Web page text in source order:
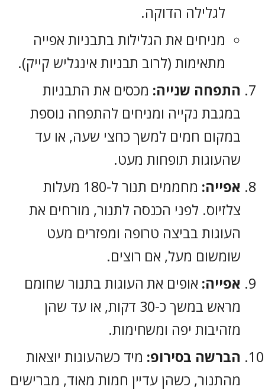
לגלילה הדוקה.
מניחים את הגלילות בתבניות אפייה
מתאימות (לרוב תבניות אינגליש קייק).
התפחה שנייה: מכסים את התבניות
במגבת נקייה ומניחים להתפחה נוספת
במקום חמים למשך כחצי שעה, או עד
שהעוגות תופחות מעט.
אפייה:
מחממים תנור ל-180 מעלות
צלזיוס. לפני הכנסה לתנור, מורחים את
העוגות בביצה טרופה ומפזרים מעט
שומשום מעל, אם רוצים.
אפייה: אופים את העוגות בתנור שחומם
מראש במשך כ-30 דקות, או עד שהן
מזהיבות יפה ומשחימות.
הברשה בסירופ: מיד כשהעוגות יוצאות
מהתנור, כשהן עדיין חמות מאוד, מברישים